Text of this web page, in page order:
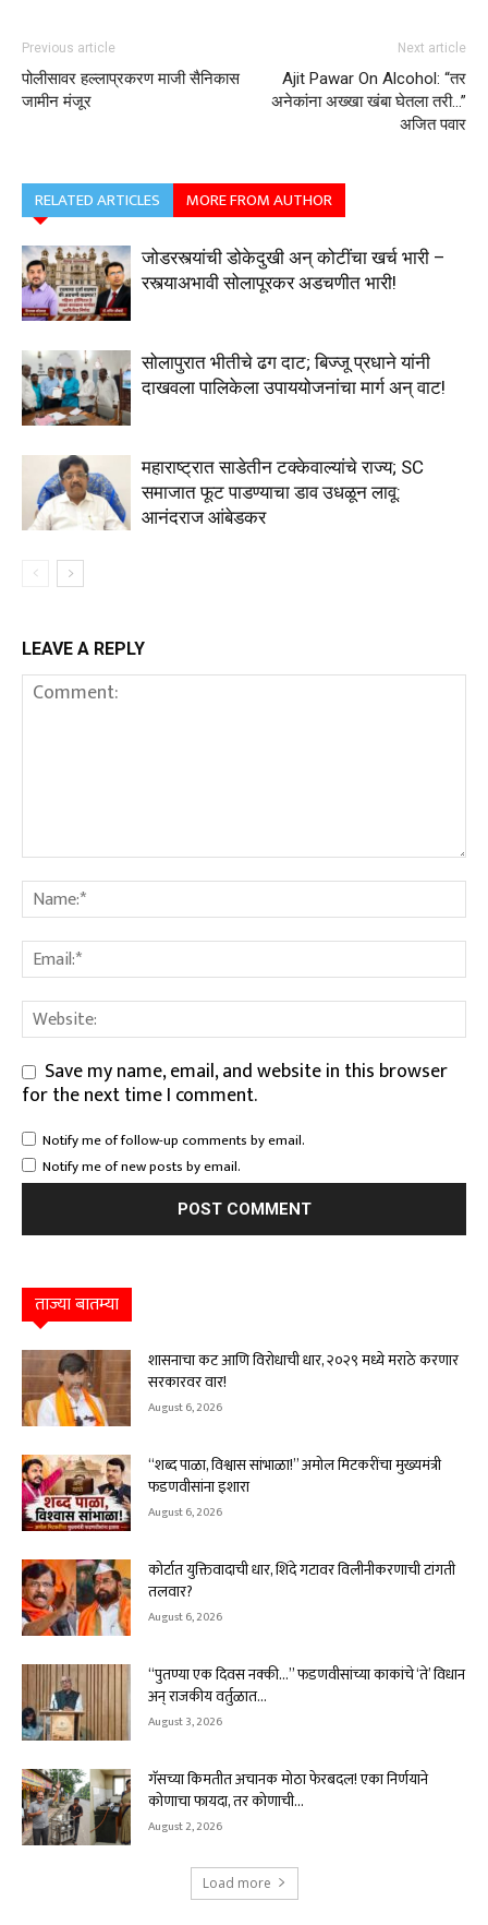
Previous article
पोलीसावर हल्लाप्रकरण माजी सैनिकास
जामीन मंजूर
Next article
Ajit Pawar On Alcohol: “तर
अनेकांना अख्खा खंबा घेतला तरी…”
अजित पवार
RELATED ARTICLES MORE FROM AUTHOR
जोडरस्त्यांची डोकेदुखी अन् कोटींचा खर्च भारी –
रस्त्याअभावी सोलापूरकर अडचणीत भारी!
सोलापुरात भीतीचे ढग दाट; बिज्जू प्रधाने यांनी
दाखवला पालिकेला उपाययोजनांचा मार्ग अन् वाट!
महाराष्ट्रात साडेतीन टक्केवाल्यांचे राज्य; SC
समाजात फूट पाडण्याचा डाव उधळून लावू:
आनंदराज आंबेडकर
LEAVE A REPLY
Save my name, email, and website in this browser
for the next time I comment.
Notify me of follow-up comments by email.
Notify me of new posts by email.
ताज्या बातम्या
शासनाचा कट आणि विरोधाची धार, २०२९ मध्ये मराठे करणार
सरकारवर वार!
August 6, 2026
“शब्द पाळा, विश्वास सांभाळा!” अमोल मिटकरींचा मुख्यमंत्री
फडणवीसांना इशारा
August 6, 2026
कोर्टात युक्तिवादाची धार, शिंदे गटावर विलीनीकरणाची टांगती
तलवार?
August 6, 2026
“पुतण्या एक दिवस नक्की…” फडणवीसांच्या काकांचे ‘ते’ विधान
अन् राजकीय वर्तुळात...
August 3, 2026
गॅसच्या किमतीत अचानक मोठा फेरबदल! एका निर्णयाने
कोणाचा फायदा, तर कोणाची...
August 2, 2026
Load more